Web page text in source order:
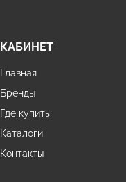
КАБИНЕТ
Главная
Бренды
Где купить
Каталоги
Контакты